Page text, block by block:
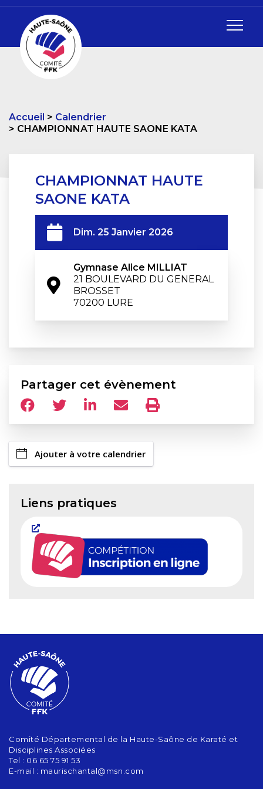
Accueil
Calendrier
CHAMPIONNAT HAUTE SAONE KATA
CHAMPIONNAT HAUTE
SAONE KATA
Dim. 25 Janvier 2026
Gymnase Alice MILLIAT
21 BOULEVARD DU GENERAL
BROSSET
70200 LURE
Partager cet évènement
Ajouter à votre calendrier
Liens pratiques
Comité Départemental de la Haute-Saône de Karaté et
Disciplines Associées
Tel : 06 65 75 91 53
E-mail : maurischantal@msn.com